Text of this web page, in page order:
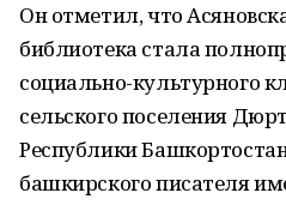
Он отметил, что
библиотека стала
социально-культурного
сельского поселения
Республики
башкирского писателя